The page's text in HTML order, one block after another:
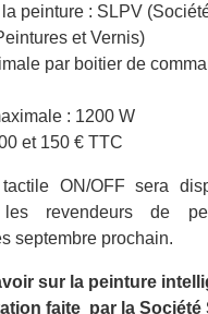
peinture : SLPV
et Vernis)
par boitier de
: 1200 W
et 150 € TTC
ON/OFF sera
revendeurs de
septembre prochain.
sur la peinture
faite par la Société